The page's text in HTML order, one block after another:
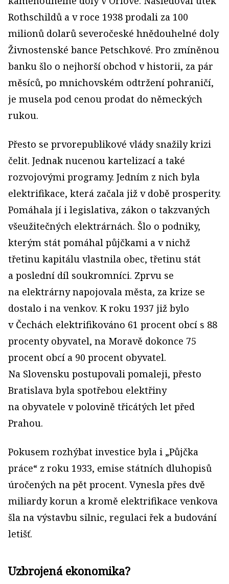
Rothschildů a v roce 1938 prodali za 100
milionů dolarů severočeské hnědouhelné doly
Živnostenské bance Petschkové. Pro zmíněnou
banku šlo o nejhorší obchod v historii, za pár
měsíců, po mnichovském odtržení pohraničí,
je musela pod cenou prodat do německých
rukou.
Přesto se prvorepublikové vlády snažily krizi
čelit. Jednak nucenou kartelizací a také
rozvojovými programy. Jedním z nich byla
elektrifikace, která začala již v době prosperity.
Pomáhala jí i legislativa, zákon o takzvaných
všeužitečných elektrárnách. Šlo o podniky,
kterým stát pomáhal půjčkami a v nichž
třetinu kapitálu vlastnila obec, třetinu stát
a poslední díl soukromníci. Zprvu se
na elektrárny napojovala města, za krize se
dostalo i na venkov. K roku 1937 již bylo
v Čechách elektrifikováno 61 procent obcí s 88
procenty obyvatel, na Moravě dokonce 75
procent obcí a 90 procent obyvatel.
Na Slovensku postupovali pomaleji, přesto
Bratislava byla spotřebou elektřiny
na obyvatele v polovině třicátých let před
Prahou.
Pokusem rozhýbat investice byla i „Půjčka
práce“ z roku 1933, emise státních dluhopisů
úročených na pět procent. Vynesla přes dvě
miliardy korun a kromě elektrifikace venkova
šla na výstavbu silnic, regulaci řek a budování
letišť.
Uzbrojená ekonomika?